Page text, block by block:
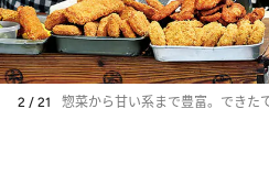
2 / 21 惣菜から甘い系まで豊富。できた